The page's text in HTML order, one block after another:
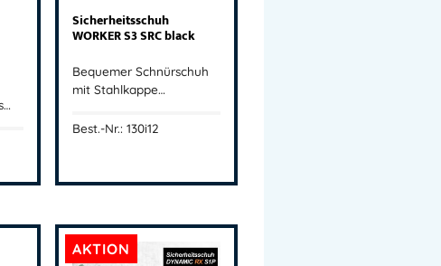
Sicherheitsschuh
WORKER S3 SRC black
Bequemer Schnürschuh
mit Stahlkappe…
Best.-Nr.: 130i12
AKTION